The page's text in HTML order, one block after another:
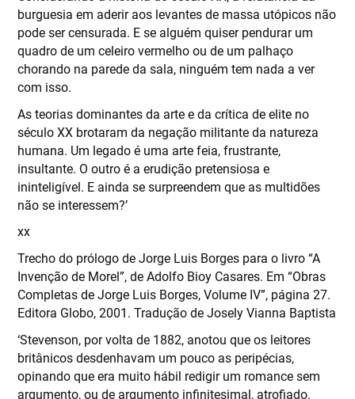
burguesia em aderir aos levantes de massa utópicos não
pode ser censurada. E se alguém quiser pendurar um
quadro de um celeiro vermelho ou de um palhaço
chorando na parede da sala, ninguém tem nada a ver
com isso.
As teorias dominantes da arte e da crítica de elite no
século XX brotaram da negação militante da natureza
humana. Um legado é uma arte feia, frustrante,
insultante. O outro é a erudição pretensiosa e
ininteligível. E ainda se surpreendem que as multidões
não se interessem?’
xx
Trecho do prólogo de Jorge Luis Borges para o livro “A
Invenção de Morel”, de Adolfo Bioy Casares. Em “Obras
Completas de Jorge Luis Borges, Volume IV”, página 27.
Editora Globo, 2001. Tradução de Josely Vianna Baptista
‘Stevenson, por volta de 1882, anotou que os leitores
britânicos desdenhavam um pouco as peripécias,
opinando que era muito hábil redigir um romance sem
argumento, ou de argumento infinitesimal, atrofiado.